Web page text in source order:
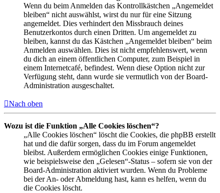
Wenn du beim Anmelden das Kontrollkästchen „Angemeldet
bleiben“ nicht auswählst, wirst du nur für eine Sitzung
angemeldet. Dies verhindert den Missbrauch deines
Benutzerkontos durch einen Dritten. Um angemeldet zu
bleiben, kannst du das Kästchen „Angemeldet bleiben“ beim
Anmelden auswählen. Dies ist nicht empfehlenswert, wenn
du dich an einem öffentlichen Computer, zum Beispiel in
einem Internetcafé, befindest. Wenn diese Option nicht zur
Verfügung steht, dann wurde sie vermutlich von der Board-
Administration ausgeschaltet.
Nach oben
Wozu ist die Funktion „Alle Cookies löschen“?
„Alle Cookies löschen“ löscht die Cookies, die phpBB erstellt
hat und die dafür sorgen, dass du im Forum angemeldet
bleibst. Außerdem ermöglichen Cookies einige Funktionen,
wie beispielsweise den „Gelesen“-Status – sofern sie von der
Board-Administration aktiviert wurden. Wenn du Probleme
bei der An- oder Abmeldung hast, kann es helfen, wenn du
die Cookies löscht.